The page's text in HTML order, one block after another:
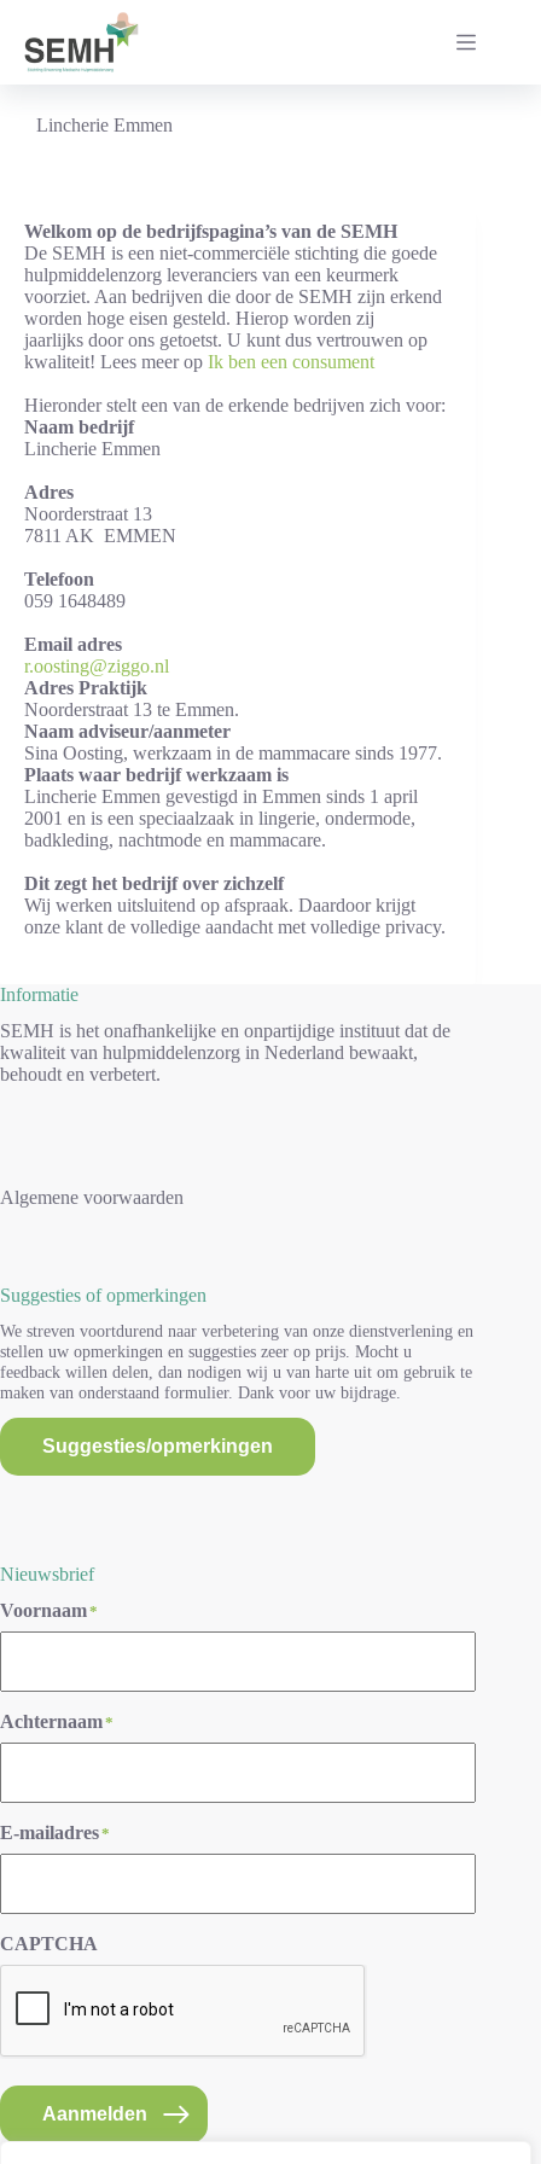
inhoud
Lincherie Emmen
Welkom op de bedrijfspagina’s van de SEMH
De SEMH is een niet-commerciële stichting die goede
hulpmiddelenzorg leveranciers van een keurmerk
voorziet. Aan bedrijven die door de SEMH zijn erkend
worden hoge eisen gesteld. Hierop worden zij
jaarlijks door ons getoetst. U kunt dus vertrouwen op
kwaliteit! Lees meer op Ik ben een consument
Hieronder stelt een van de erkende bedrijven zich voor:
Naam bedrijf
Lincherie Emmen
Adres
Noorderstraat 13
7811 AK EMMEN
Telefoon
059 1648489
Email adres
r.oosting@ziggo.nl
Adres Praktijk
Noorderstraat 13 te Emmen.
Naam adviseur/aanmeter
Sina Oosting, werkzaam in de mammacare sinds 1977.
Plaats waar bedrijf werkzaam is
Lincherie Emmen gevestigd in Emmen sinds 1 april
2001 en is een speciaalzaak in lingerie, ondermode,
badkleding, nachtmode en mammacare.
Dit zegt het bedrijf over zichzelf
Wij werken uitsluitend op afspraak. Daardoor krijgt
onze klant de volledige aandacht met volledige privacy.
Informatie
SEMH is het onafhankelijke en onpartijdige instituut dat de
kwaliteit van hulpmiddelenzorg in Nederland bewaakt,
behoudt en verbetert.
Algemene voorwaarden
Suggesties of opmerkingen
We streven voortdurend naar verbetering van onze dienstverlening en
stellen uw opmerkingen en suggesties zeer op prijs. Mocht u
feedback willen delen, dan nodigen wij u van harte uit om gebruik te
maken van onderstaand formulier. Dank voor uw bijdrage.
Suggesties/opmerkingen
Nieuwsbrief
Voornaam*
Achternaam*
E-mailadres*
CAPTCHA
Aanmelden